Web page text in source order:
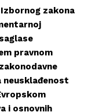
zakona
pravnom
neusklađenost
i osnovnih